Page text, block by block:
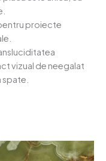
proiecte
vizual de neegalat